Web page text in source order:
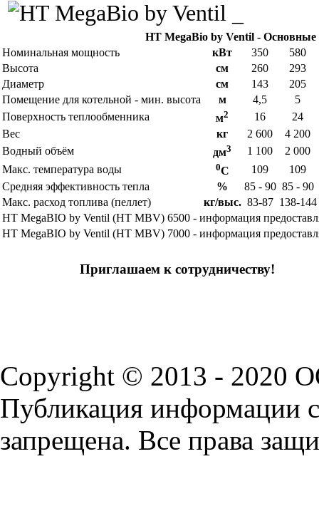
HT MegaBio by Ventil - Основные
Номинальная мощность
кВт 350
580
Высота
см 260
293
Диаметр
см 143
205
Помещение для котельной - мин. высота
м 4,5
5
Поверхность теплообменника
м2 16
24
Вес
кг 2 600
4 200
Водный объём
дм3 1 100
2 000
Макс. температура воды
0C 109
109
Средняя эффективность тепла
% 85 - 90 85 - 90
Макс. расход топлива (пеллет)
кг/выс. 83-87 138-144
HT MegaBIO by Ventil (HT MBV) 6500 - информация
HT MegaBIO by Ventil (HT MBV) 7000 - информация
Приглашаем к сотрудничеству!
Copyright © 2013 - 2020
Публикация информации
запрещена. Все права